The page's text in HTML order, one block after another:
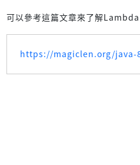
可以參考這篇文章來了解Lambda
https://magiclen.org/java-